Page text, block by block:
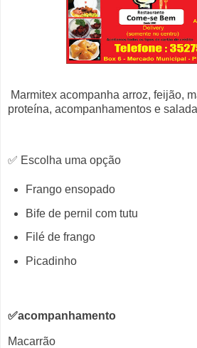
Marmitex acompanha arroz, feijão,
proteína, acompanhamentos e
✅ Escolha uma opção
Frango ensopado
Bife de pernil com tutu
Filé de frango
Picadinho
✅acompanhamento
Macarrão